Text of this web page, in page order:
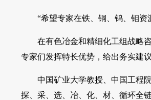
“希望专家在铁、铜、钨、钼
在有色冶金和精细化工组战略
专家们发挥特长优势，给出务实建议
中国矿业大学教授、中国工程
探、采、选、冶、化、材、循环全